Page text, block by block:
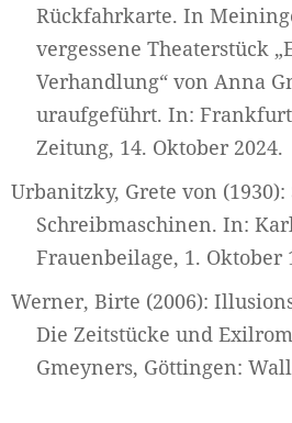
Rückfahrkarte. In
vergessene Theaterstück
Verhandlung“ von Anna
uraufgeführt. In:
Zeitung, 14. Oktober 2024.
Urbanitzky, Grete von
Schreibmaschinen. In:
Frauenbeilage, 1. Oktober
Werner, Birte (2006):
Die Zeitstücke und
Gmeyners, Göttingen: